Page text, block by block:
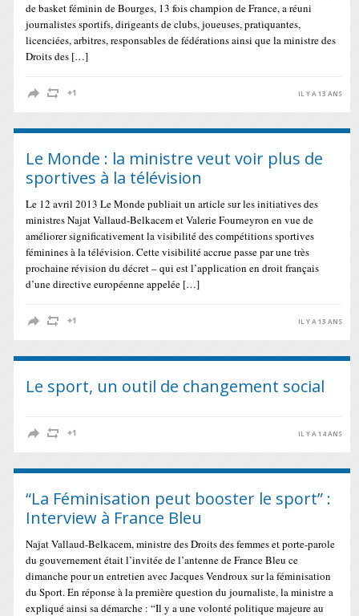
de basket féminin de Bourges, 13 fois champion de France, a réuni
journalistes sportifs, dirigeants de clubs, joueuses, pratiquantes,
licenciées, arbitres, responsables de fédérations ainsi que la ministre des
Droits des […]
IL Y A 13 ANS
Le Monde : la ministre veut voir plus de
sportives à la télévision
Le 12 avril 2013 Le Monde publiait un article sur les initiatives des
ministres Najat Vallaud-Belkacem et Valerie Fourneyron en vue de
améliorer significativement la visibilité des compétitions sportives
féminines à la télévision. Cette visibilité accrue passe par une très
prochaine révision du décret – qui est l’application en droit français
d’une directive européenne appelée […]
IL Y A 13 ANS
Le sport, un outil de changement social
IL Y A 14 ANS
“La Féminisation peut booster le sport” :
Interview à France Bleu
Najat Vallaud-Belkacem, ministre des Droits des femmes et porte-parole
du gouvernement était l’invitée de l’antenne de France Bleu ce
dimanche pour un entretien avec Jacques Vendroux sur la féminisation
du Sport. En réponse à la première question du journaliste, la ministre a
expliqué ainsi sa démarche : “Il y a une volonté politique majeure au